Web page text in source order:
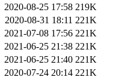
2020-08-25 17:58 219K
2020-08-31 18:11 221K
2021-07-08 17:56 221K
2021-06-25 21:38 221K
2021-06-25 21:40 221K
2020-07-24 20:14 221K